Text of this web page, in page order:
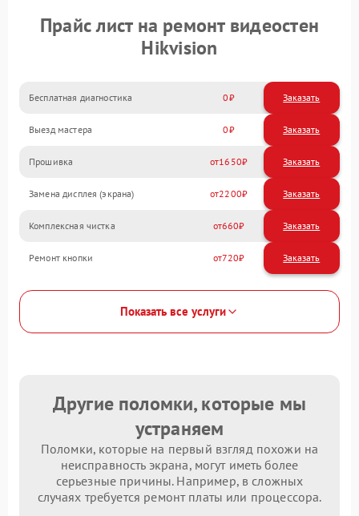
Прайс лист на ремонт видеостен
Hikvision
Бесплатная диагностика 0 Заказать
Выезд мастера 0 Заказать
Прошивка 1650
Замена дисплея (экрана) 2200
Комплексная чистка 660
Ремонт кнопки 720
Показать все услуги
Другие поломки, которые мы
устраняем
Поломки, которые на первый взгляд похожи на
неисправность экрана, могут иметь более
серьезные причины. Например, в сложных
случаях требуется ремонт платы или процессора.